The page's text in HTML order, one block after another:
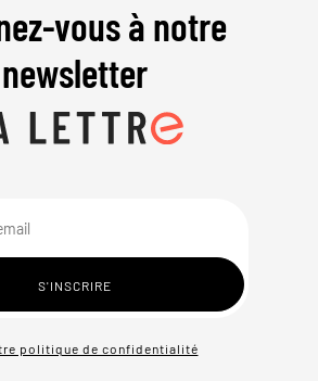
vous à notre
newsletter
politique de confidentialité